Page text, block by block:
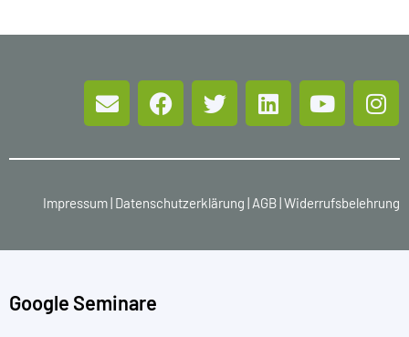
Impressum| Datenschutzerklärung | AGB|Widerrufsbelehrung
Google Seminare